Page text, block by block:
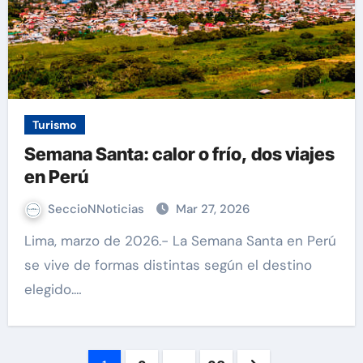
Turismo
Semana Santa: calor o frío, dos viajes
en Perú
SeccioNNoticias Mar 27, 2026
Lima, marzo de 2026.- La Semana Santa en Perú
se vive de formas distintas según el destino
elegido.…